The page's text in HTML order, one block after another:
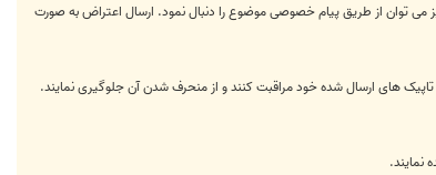
می توان از طریق پیام خصوصی موضوع را دنبال نمود. ارسال اعتراض به صورت
های ارسال شده خود مراقبت کنند و از منحرف شدن آن جلوگیری نمایند.
نمايند.